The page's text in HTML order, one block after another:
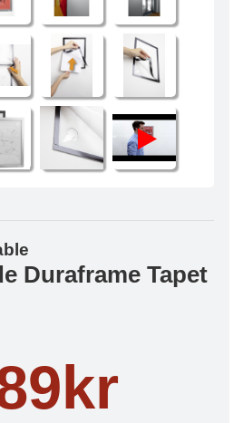
Duraframe Tapet